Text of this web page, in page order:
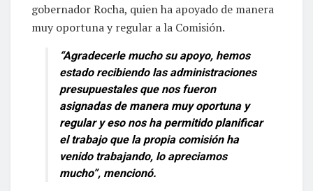
gobernador Rocha, quien ha apoyado de manera
muy oportuna y regular a la Comisión.
“Agradecerle mucho su apoyo, hemos
estado recibiendo las administraciones
presupuestales que nos fueron
asignadas de manera muy oportuna y
regular y eso nos ha permitido planificar
el trabajo que la propia comisión ha
venido trabajando, lo apreciamos
mucho”, mencionó.